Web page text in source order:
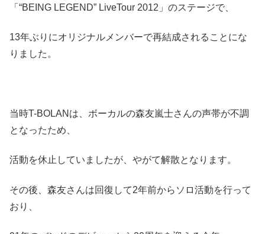
「“BEING LEGEND” LiveTour 2012」のステージで、
13年ぶりにオリジナルメンバーで再結成されることにな
りました。
当時T-BOLANは、ボーカルの森友嵐士さんの声帯が不調
となったため、
活動を休止していましたが、やがて解散となります。
その後、森友さんは回復して2年前からソロ活動を行って
おり、